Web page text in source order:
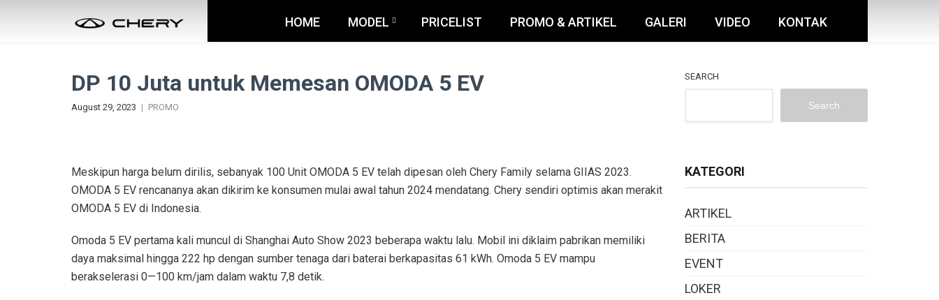
HOME MODEL PRICELIST PROMO & ARTIKEL GALERI VIDEO KONTAK
DP 10 Juta untuk Memesan OMODA 5 EV
August 29, 2023 PROMO
Meskipun harga belum dirilis, sebanyak 100 Unit OMODA 5 EV telah dipesan oleh Chery Family selama GIIAS 2023.
OMODA 5 EV rencananya akan dikirim ke konsumen mulai awal tahun 2024 mendatang. Chery sendiri optimis akan merakit
OMODA 5 EV di Indonesia.
Omoda 5 EV pertama kali muncul di Shanghai Auto Show 2023 beberapa waktu lalu. Mobil ini diklaim pabrikan memiliki
daya maksimal hingga 222 hp dengan sumber tenaga dari baterai berkapasitas 61 kWh. Omoda 5 EV mampu
berakselerasi 0—100 km/jam dalam waktu 7,8 detik.
SEARCH
Search
KATEGORI
ARTIKEL
BERITA
EVENT
LOKER